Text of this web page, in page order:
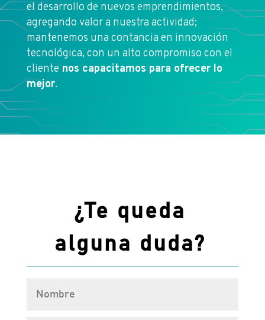
el desarrollo de nuevos emprendimientos,
agregando valor a nuestra actividad;
mantenemos una contancia en innovación
tecnológica, con un alto compromiso con el
cliente nos capacitamos para ofrecer lo
mejor.
¿Te queda
alguna duda?